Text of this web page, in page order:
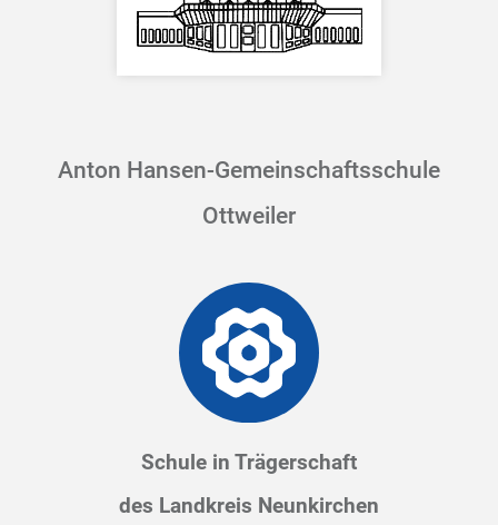
Anton Hansen-Gemeinschaftsschule
Ottweiler
Schule in Trägerschaft
des Landkreis Neunkirchen